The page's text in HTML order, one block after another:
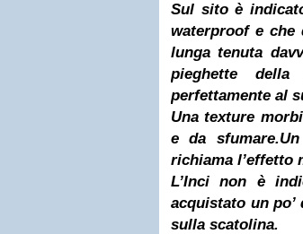
Sul sito è
waterproof e che
lunga tenuta
pieghette
perfettamente al
Una texture
e da sfumare.
richiama l’effetto
L’Inci non è
acquistato un
sulla scatolina.